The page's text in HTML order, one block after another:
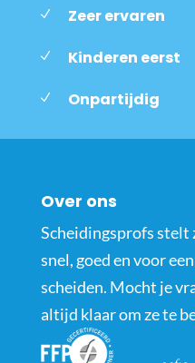
Zeer ervaren
Kinderen eerst
Onpartijdig
Over ons
Scheidingsprofs stelt
snel, goed en voor
scheiden. Mocht je
altijd klaar om ze te